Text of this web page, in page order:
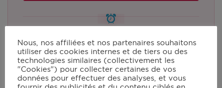
5 mins
Portions: 2
Nous, nos affiliées et nos partenaires souhaitons
utiliser des cookies internes et de tiers ou des
technologies similaires (collectivement les
"Cookies") pour collecter certaines de vos
données pour effectuer des analyses, et vous